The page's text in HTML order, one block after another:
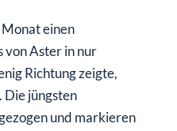
einen
von Aster in nur
Richtung zeigte,
Die jüngsten
und markieren